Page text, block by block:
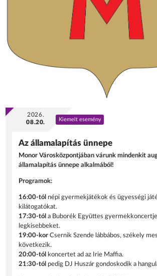
2026.
08.20.
Kiemelt esemény
Az államalapítás ünnepe
Monor Városközpontjában várunk mindenkit
államalapítás ünnepe alkalmából!
Programok:
16:00-tól népi gyermekjátékok és ügyességi
kilátogatókat.
17:30-tól a Buborék Együttes
legkisebbeket.
19:00-korCsernik Szende lábbábos, székely
következik.
20:00-tól
koncertet ad az Irie Maffia.
21:30-tól pedig DJ Huszár gondoskodik a